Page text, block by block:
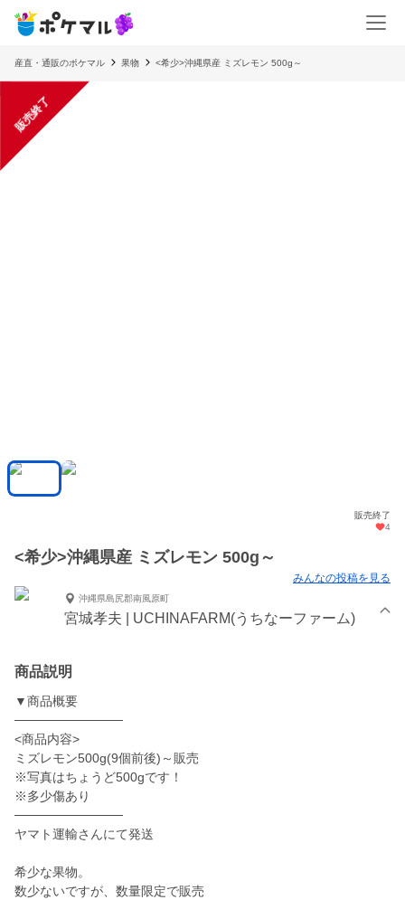
産直・通販のポケマル 果物 <希少>沖縄県産 ミズレモン 500g～
販売終了
販売終了
4
<希少>沖縄県産 ミズレモン 500g～
みんなの投稿を見る
沖縄県島尻郡南風原町
宮城孝夫 | UCHINAFARM(うちなーファーム)
商品説明
▼商品概要
────────────
<商品内容>
ミズレモン500g(9個前後)～販売
※写真はちょうど500gです！
※多少傷あり
────────────
ヤマト運輸さんにて発送
希少な果物。
数少ないですが、数量限定で販売